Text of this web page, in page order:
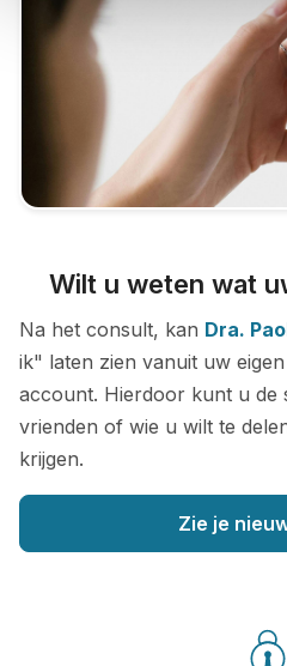
Wilt u weten wat
Na het consult, kan Dra.
ik" laten zien vanuit uw
account. Hierdoor kunt u de
vrienden of wie u wilt te
krijgen.
Zie je